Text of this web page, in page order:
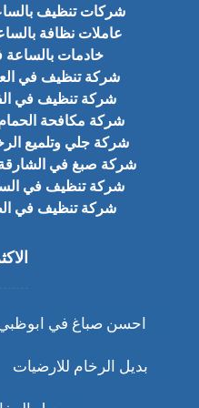
شركات تنظيف بالساعه في
عاملات نظافة بالساعة في
خادمات بالساعة في
شركة تنظيف في العين
شركة تنظيف في الفوعة
شركة مكافحة الحمام في
شركة جلي وتلميع الرخام في
شركة صبغ في الشارقة |0527282069| صباغ
شركة تنظيف في السلامات
شركة تنظيف في الظاهر
احسن صباغ في
بديل الرخام للارضيات